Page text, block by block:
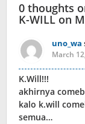
0 thoughts
K-WILL on
uno_wa
March
K.Will!!!
akhirnya
kalo k.will
semua…